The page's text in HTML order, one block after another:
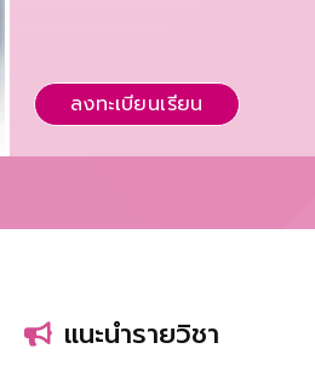
ลงทะเบียนเรียน
แนะนำรายวิชา